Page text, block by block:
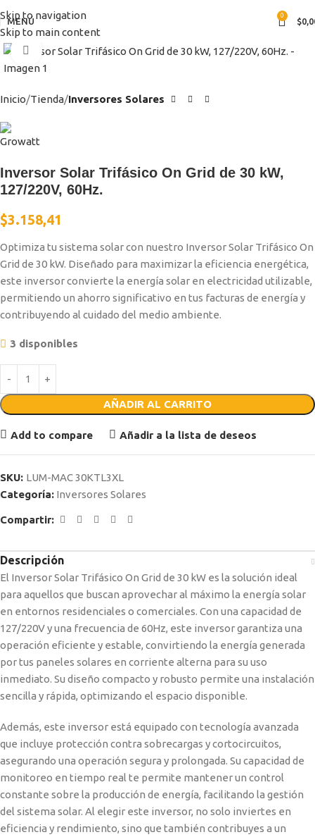
Skip to navigation
Skip to main content
MENÚ
0
$
Clic para ampliar
Inicio Tienda Inversores Solares
Inversor Solar Trifásico On Grid de 30 kW,
127/220V, 60Hz.
$3.158,41
Optimiza tu sistema solar con nuestro Inversor Solar Trifásico On
Grid de 30 kW. Diseñado para maximizar la eficiencia energética,
este inversor convierte la energía solar en electricidad utilizable,
permitiendo un ahorro significativo en tus facturas de energía y
contribuyendo al cuidado del medio ambiente.
3 disponibles
AÑADIR AL CARRITO
Add to compare Añadir a la lista de deseos
SKU: LUM-MAC 30KTL3XL
Categoría: Inversores Solares
Compartir:
Descripción
El Inversor Solar Trifásico On Grid de 30 kW es la solución ideal
para aquellos que buscan aprovechar al máximo la energía solar
en entornos residenciales o comerciales. Con una capacidad de
127/220V y una frecuencia de 60Hz, este inversor garantiza una
operación eficiente y estable, convirtiendo la energía generada
por tus paneles solares en corriente alterna para su uso
inmediato. Su diseño compacto y robusto permite una instalación
sencilla y rápida, optimizando el espacio disponible.
Además, este inversor está equipado con tecnología avanzada
que incluye protección contra sobrecargas y cortocircuitos,
asegurando una operación segura y prolongada. Su capacidad de
monitoreo en tiempo real te permite mantener un control
constante sobre la producción de energía, facilitando la gestión
del sistema solar. Al elegir este inversor, no solo inviertes en
eficiencia y rendimiento, sino que también contribuyes a un